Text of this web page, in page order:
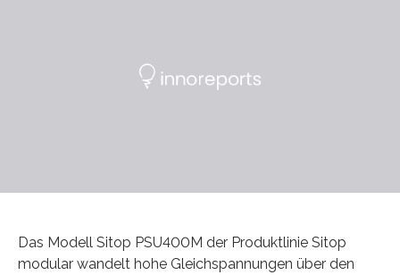
Das Modell Sitop PSU400M der Produktlinie Sitop
modular wandelt hohe Gleichspannungen über den